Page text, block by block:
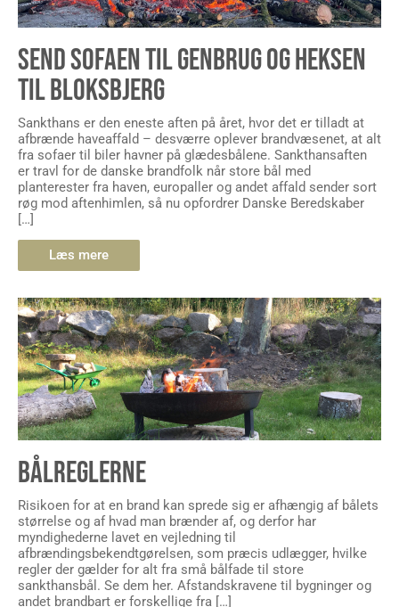
SEND SOFAEN TIL GENBRUG OG HEKSEN
TIL BLOKSBJERG
Sankthans er den eneste aften på året, hvor det er tilladt at
afbrænde haveaffald – desværre oplever brandvæsenet, at alt
fra sofaer til biler havner på glædesbålene. Sankthansaften
er travl for de danske brandfolk når store bål med
planterester fra haven, europaller og andet affald sender sort
røg mod aftenhimlen, så nu opfordrer Danske Beredskaber
[…]
Læs mere
BÅLREGLERNE
Risikoen for at en brand kan sprede sig er afhængig af bålets
størrelse og af hvad man brænder af, og derfor har
myndighederne lavet en vejledning til
afbrændingsbekendtgørelsen, som præcis udlægger, hvilke
regler der gælder for alt fra små bålfade til store
sankthansbål. Se dem her. Afstandskravene til bygninger og
andet brandbart er forskellige fra […]